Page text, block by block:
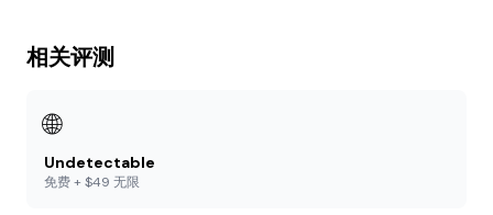
相关评测
🌐
Undetectable
免费 + $49 无限